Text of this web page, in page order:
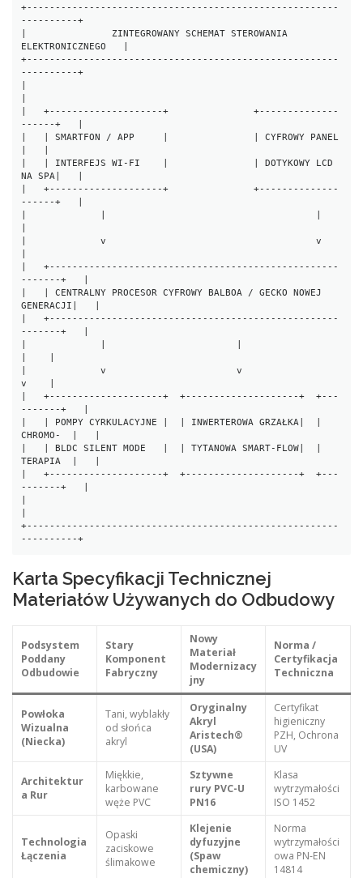
+-------------------------------------------------------
----------+
|               ZINTEGROWANY SCHEMAT STEROWANIA
ELEKTRONICZNEGO   |
+-------------------------------------------------------
----------+
|   +--------------------+               +--------------
------+   |
|   | SMARTFON / APP     |               | CYFROWY PANEL
|   | INTERFEJS WI-FI    |               | DOTYKOWY LCD
NA SPA|   |
|   +--------------------+               +--------------
------+   |
|             v                                     v
|   +---------------------------------------------------
-------+   |
|   | CENTRALNY PROCESOR CYFROWY BALBOA / GECKO NOWEJ
GENERACJI|   |
|   +---------------------------------------------------
-------+   |
|             v                       v
v    |
|   +--------------------+  +--------------------+  +---
-------+   |
|   | POMPY CYRKULACYJNE |  | INWERTEROWA GRZAŁKA|  |
CHROMO-  |   |
|   | BLDC SILENT MODE   |  | TYTANOWA SMART-FLOW|  |
TERAPIA  |   |
|   +--------------------+  +--------------------+  +---
-------+   |
+-------------------------------------------------------
Karta Specyfikacji Technicznej
Materiałów Używanych do Odbudowy
Podsystem
Poddany
Odbudowie
Stary
Komponent
Fabryczny
Nowy
Materiał
Modernizacy
jny
Norma /
Certyfikacja
Techniczna
Powłoka
Wizualna
(Niecka)
Tani, wyblakły
od słońca
akryl
Oryginalny
Akryl
Aristech®
(USA)
Certyfikat
higieniczny
PZH, Ochrona
UV
Architektur
a Rur
Miękkie,
karbowane
węże PVC
Sztywne
rury PVC-U
PN16
Klasa
wytrzymałości
ISO 1452
Technologia
Łączenia
Opaski
zaciskowe
ślimakowe
Klejenie
dyfuzyjne
(Spaw
chemiczny)
Norma
wytrzymałości
owa PN-EN
14814